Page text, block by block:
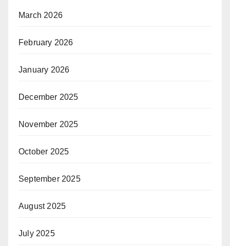
March 2026
February 2026
January 2026
December 2025
November 2025
October 2025
September 2025
August 2025
July 2025